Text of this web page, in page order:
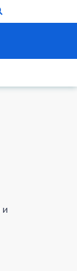
слабовидящих
и